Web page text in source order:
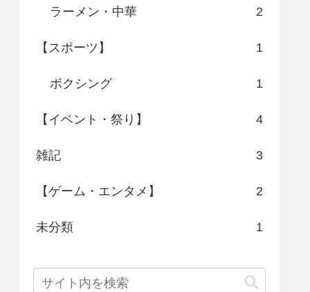
ラーメン・中華 2
【スポーツ】 1
ボクシング 1
【イベント・祭り】 4
雑記 3
【ゲーム・エンタメ】 2
未分類 1